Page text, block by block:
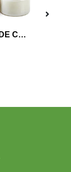
ACEITE DE COCO ORGANICO SIN SABOR 30 ML